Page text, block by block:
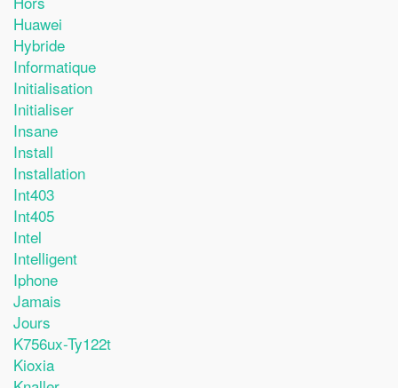
Huawei
Hybride
Informatique
Initialisation
Initialiser
Insane
Install
Installation
Int403
Int405
Intel
Intelligent
Iphone
Jamais
Jours
K756ux-Ty122t
Kioxia